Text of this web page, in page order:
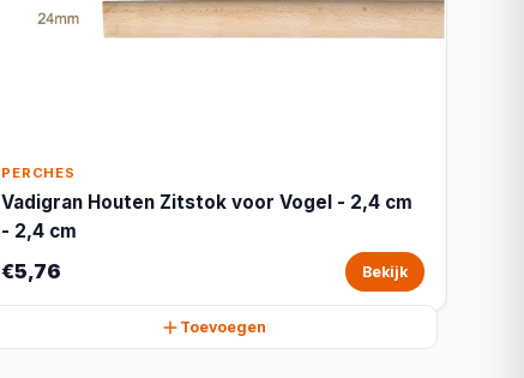
PERCHES
Vadigran Houten Zitstok voor Vogel - 2,4 cm
- 2,4 cm
€5,76 Bekijk
Toevoegen